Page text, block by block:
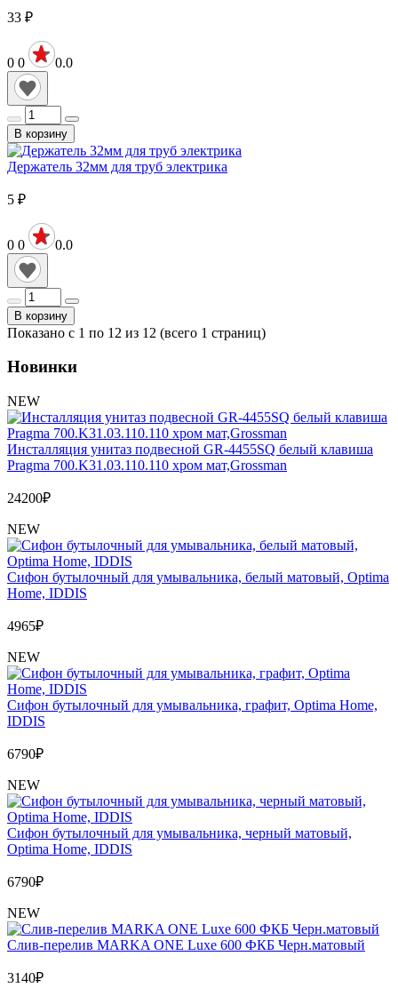
33 ₽
0 0 0.0
В корзину
Держатель 32мм для труб электрика
5 ₽
0 0 0.0
В корзину
Показано с 1 по 12 из 12 (всего 1 страниц)
Новинки
NEW
Инсталляция унитаз подвесной GR-4455SQ белый клавиша
Pragma 700.K31.03.110.110 хром мат,Grossman
24200₽
NEW
Сифон бутылочный для умывальника, белый матовый, Optima
Home, IDDIS
4965₽
NEW
Сифон бутылочный для умывальника, графит, Optima Home,
IDDIS
6790₽
NEW
Сифон бутылочный для умывальника, черный матовый,
Optima Home, IDDIS
6790₽
NEW
Слив-перелив MARKA ONE Luxe 600 ФКБ Черн.матовый
3140₽